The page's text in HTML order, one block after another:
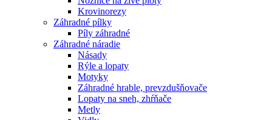
Krovinorezy
Záhradné pílky
Píly záhradné
Záhradné náradie
Násady
Rýle a lopaty
Motyky
Záhradné hrable, prevzdušňovače
Lopaty na sneh, zhŕňače
Metly